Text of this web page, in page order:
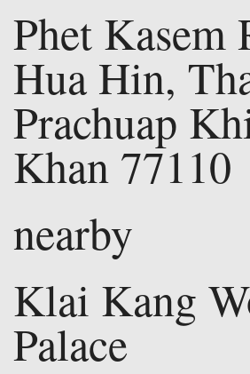
Phet Kasem
Hua Hin,
Prachuap
Khan 77110
nearby
Klai Kang
Palace